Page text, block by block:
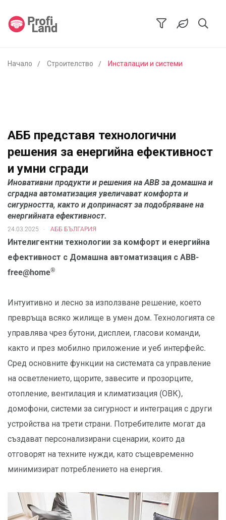
Начало Строителство Инсталации и системи
АББ представя технологични
решения за енергийна ефективност
и умни сгради
Иновативни продукти и решения на ABB за домашна и
сградна автоматизация увеличават комфорта и
сигурността, както и допринасят за подобряване на
енергийната ефективност.
24.03.2025 . АББ БЪЛГАРИЯ
Интелигентни технологии за комфорт и енергийна
ефективност с Домашна автоматизация с ABB-
free@home®
Интуитивно и лесно за използване решение, което
превръща всяко жилище в умен дом. Технологията се
управлява чрез бутони, дисплеи, гласови команди,
както и през мобилно приложение и уеб интерфейс.
Сред основните функции на системата са управление
на осветлението, щорите, завесите и прозорците,
отопление, вентилация и климатизация (ОВК),
домофони, системи за сигурност и интеграция с други
устройства на трети страни. Потребителите могат да
създават персонализирани сценарии, които да
отговорят на техните нужди, като същевременно
минимизират потреблението на енергия.